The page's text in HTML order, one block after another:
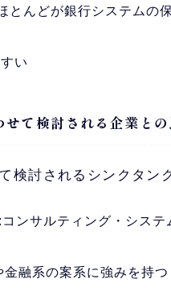
とんどが銀行システムの
い
せて検討される企業と
検討されるシンクタン
:コンサルティング・シス
金融系の案系に強みを持つ